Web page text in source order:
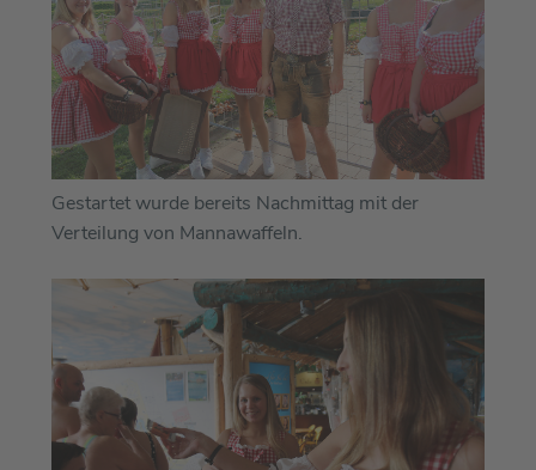
Gestartet wurde bereits Nachmittag mit der
Verteilung von Mannawaffeln.